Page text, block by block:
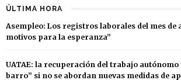
ÚLTIMA HORA
Asempleo: Los registros laborales del mes de
motivos para la esperanza”
UATAE: la recuperación del trabajo autónomo
barro” si no se abordan nuevas medidas de